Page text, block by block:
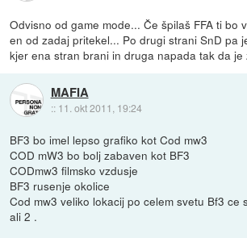
Odvisno od game mode... Če špilaš FFA ti bo
en od zadaj pritekel... Po drugi strani SnD pa
kjer ena stran brani in druga napada tak da je
MAFIA
:: 11. okt 2011, 19:24
BF3 bo imel lepso grafiko kot Cod mw3
COD mW3 bo bolj zabaven kot BF3
CODmw3 filmsko vzdusje
BF3 rusenje okolice
Cod mw3 veliko lokacij po celem svetu Bf3 ce
ali 2 .